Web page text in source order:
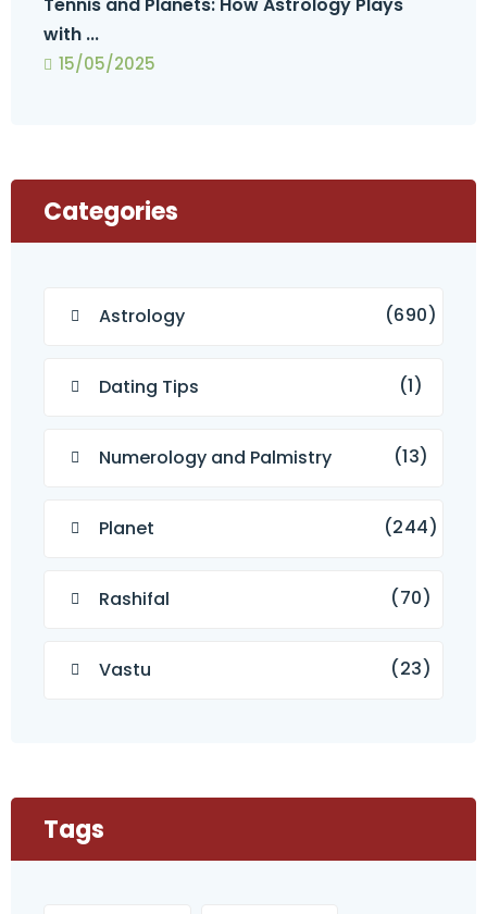
with ...
15/05/2025
Categories
Astrology (690)
Dating Tips (1)
Numerology and Palmistry (13)
Planet (244)
Rashifal (70)
Vastu (23)
Tags